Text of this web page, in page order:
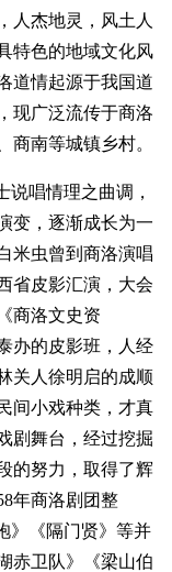
人杰地灵，风土人
特色的地域文化风
道情起源于我国道
现广泛流传于商洛
商南等城镇乡村。
唱情理之曲调，
变，逐渐成长为一
米虫曾到商洛演唱
省皮影汇演，大会
商洛文史资
办的皮影班，人经
关人徐明启的成顺
间小戏种类，才真
剧舞台，经过挖掘
的努力，取得了辉
年商洛剧团整
》《隔门贤》等并
赤卫队》《梁山伯